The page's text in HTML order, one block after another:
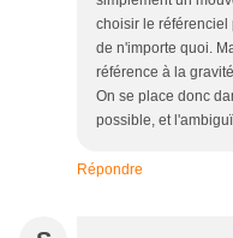
choisir le référenciel
de n'importe quoi.
référence à la
On se place donc
possible, et
Répondre